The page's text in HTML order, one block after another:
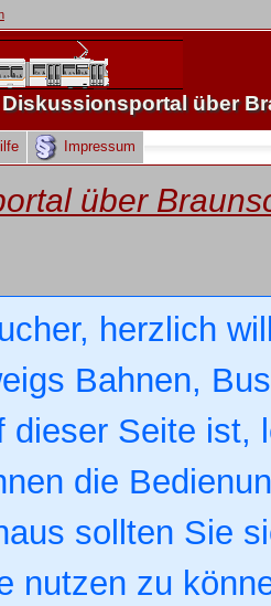
Diskussionsportal über
Impressum
über
herzlich
Bahnen,
dieser Seite
die
sollten Sie
nutzen zu